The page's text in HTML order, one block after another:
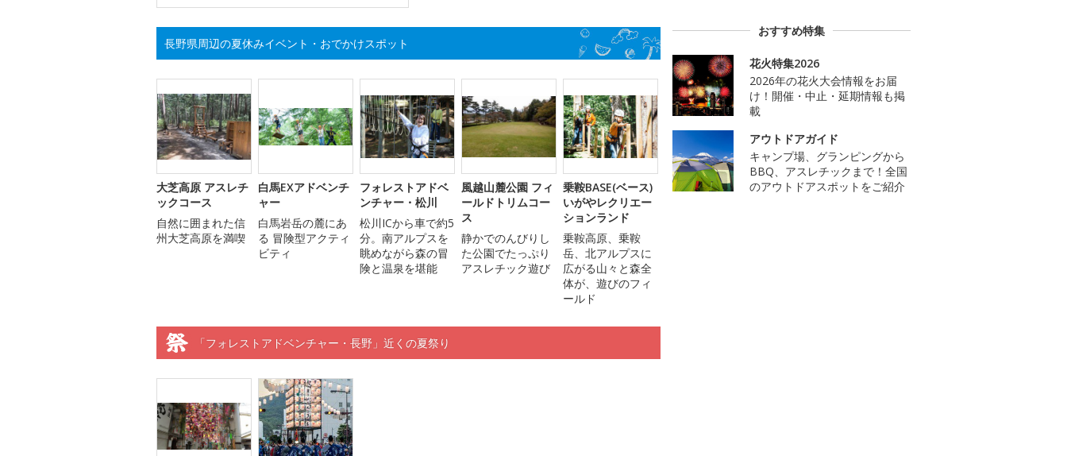
長野県周辺の夏休みイベント・おでかけスポット
大芝高原 アスレチ
ックコース
自然に囲まれた信
州大芝高原を満喫
白馬EXアドベンチ
ャー
白馬岩岳の麓にあ
る 冒険型アクティ
ビティ
フォレストアドベ
ンチャー・松川
松川ICから車で約5
分。南アルプスを
眺めながら森の冒
険と温泉を堪能
風越山麓公園 フィ
ールドトリムコー
ス
静かでのんびりし
た公園でたっぷり
アスレチック遊び
乗鞍BASE(ベース)
いがやレクリエー
ションランド
乗鞍高原、乗鞍
岳、北アルプスに
広がる山々と森全
体が、遊びのフィ
ールド
「フォレストアドベンチャー・長野」近くの夏祭り
おすすめ特集
花火特集2026
2026年の花火大会情報をお届
け！開催・中止・延期情報も掲
載
アウトドアガイド
キャンプ場、グランピングから
BBQ、アスレチックまで！全国
のアウトドアスポットをご紹介